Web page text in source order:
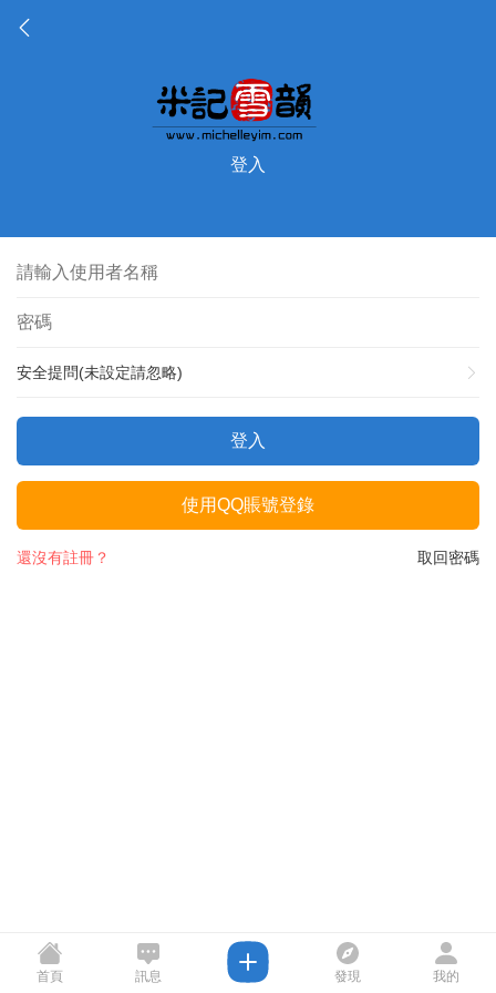
登入
安全提問(未設定請忽略)
登入
使用QQ賬號登錄
取回密碼
還沒有註冊？
首頁 訊息 發現 我的